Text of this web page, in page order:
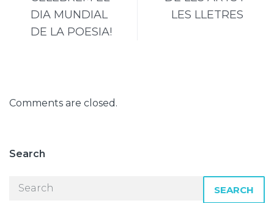
DIA MUNDIAL
DE LA POESIA!
LES LLETRES
Comments are closed.
Search
SEARCH